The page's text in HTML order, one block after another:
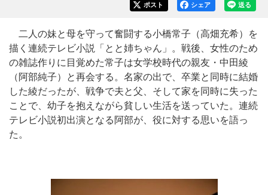
送る
シェア
ポスト
二人の妹と母を守って奮闘する小橋常子（高畑充希）を
描く連続テレビ小説「とと姉ちゃん」。戦後、女性のため
の雑誌作りに目覚めた常子は女学校時代の親友・中田綾
（阿部純子）と再会する。名家の出で、卒業と同時に結婚
した綾だったが、戦争で夫と父、そして家を同時に失った
ことで、幼子を抱えながら貧しい生活を送っていた。連続
テレビ小説初出演となる阿部が、役に対する思いを語っ
た。